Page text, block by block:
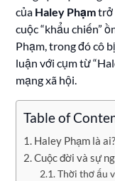
của Haley Phạmtrở
cuộc “khẩu chiến”
Phạm, trong đó cô
luận với cụm từ
mạng xã hội.
Table of
Haley Phạm là ai?
Cuộc đời và sự
Thời thơ ấu